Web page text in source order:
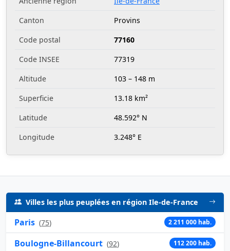
Canton
Provins
Code postal
77160
Code INSEE
77319
Altitude
103 – 148 m
Superficie
13.18 km²
Latitude
48.592° N
Longitude
3.248° E
Villes les plus peuplées en région Ile-de-France
Paris (75) 2 211 000 hab.
Boulogne-Billancourt (92) 112 200 hab.